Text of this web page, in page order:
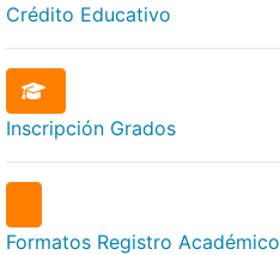
Crédito Educativo
Inscripción Grados
Formatos Registro Académico